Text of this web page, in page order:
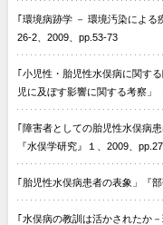
｢環境病跡学 － 環境汚染による
26-2、2009、pp.53-73
｢小児性・胎児性水俣病に関す
児に及ぼす影響に関する考察」
｢障害者としての胎児性水俣病
『水俣学研究』１、2009、
｢胎児性水俣病患者の表象」『
｢水俣病の教訓は活かされたか